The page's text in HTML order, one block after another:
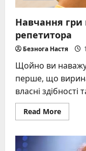
Навчання гри
репетитора
Безнога Настя
Щойно ви
перше, що
власні здібності
Read MoreRead
more